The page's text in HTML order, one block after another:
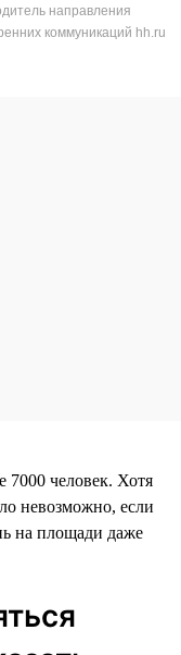
направления
коммуникаций hh.ru
7000 человек. Хотя
невозможно, если
на площади даже